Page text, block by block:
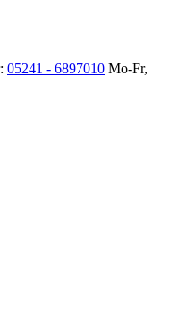
05241 - 6897010 Mo-Fr,